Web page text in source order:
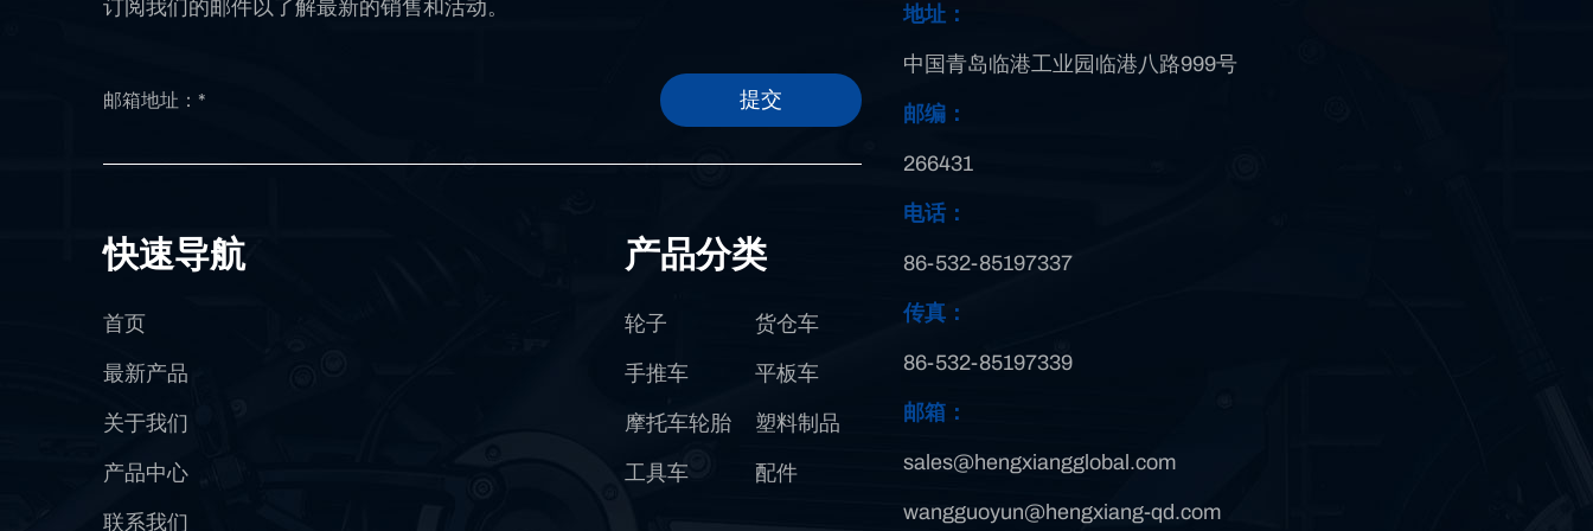
订阅我们的邮件以了解最新的销售和活动。
提交
快速导航
首页
最新产品
关于我们
产品中心
联系我们
产品分类
轮子
手推车
摩托车轮胎
工具车
货仓车
平板车
塑料制品
配件
地址：
中国青岛临港工业园临港八路999号
邮编：
266431
电话：
86-532-85197337
传真：
86-532-85197339
邮箱：
sales@hengxiangglobal.com
wangguoyun@hengxiang-qd.com